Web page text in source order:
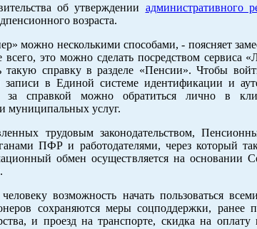
об утверждении административного
возраста.
можно несколькими способами, - поясняет
это можно сделать посредством сервиса
такую справку в разделе «Пенсии». Чтобы
в Единой системе идентификации и
справкой можно обратиться лично в
муниципальных услуг.
трудовым законодательством,
ПФР и работодателями, через который
обмен осуществляется на основании
возможность начать пользоваться
сохраняются меры соцподдержки, ранее
и проезд на транспорте, скидка на